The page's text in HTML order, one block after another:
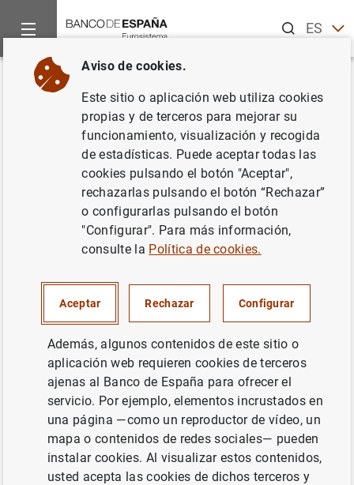
ESEN
Inicio Noticias y eventos
Volver
El principal índice de referencia
de los préstamos hipotecarios
(euríbor) sube hasta el -0,108%
en febrero
ESPAÑA
El principal índice de referencia de los
préstamos hipotecarios (euríbor) sube
hasta el -0,108% en febrero (246KB)
Aviso de cookies.
Este sitio o aplicación web utiliza cookies
propias y de terceros para mejorar su
funcionamiento, visualización y recogida
de estadísticas. Puede aceptar todas las
cookies pulsando el botón "Aceptar",
rechazarlas pulsando el botón “Rechazar”
o configurarlas pulsando el botón
"Configurar". Para más información,
consulte la Política de cookies.
Aceptar Rechazar Configurar
Además, algunos contenidos de este sitio o
aplicación web requieren cookies de terceros
ajenas al Banco de España para ofrecer el
servicio. Por ejemplo, elementos incrustados en
una página —como un reproductor de vídeo, un
mapa o contenidos de redes sociales— pueden
instalar cookies. Al visualizar estos contenidos,
usted acepta las cookies de dichos terceros y